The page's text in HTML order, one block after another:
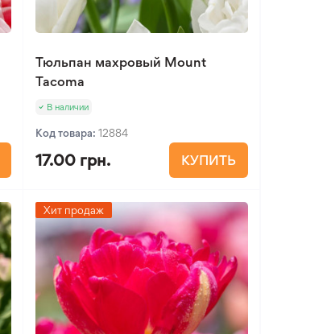
Тюльпан махровый Mount
Tacoma
В наличии
Код товара: 12884
17.00 грн. КУПИТЬ
Хит продаж